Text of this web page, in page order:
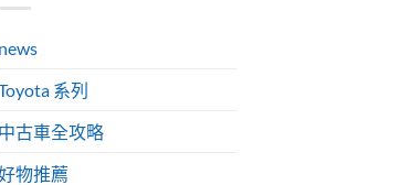
news
系列
中古車全攻略
物推薦